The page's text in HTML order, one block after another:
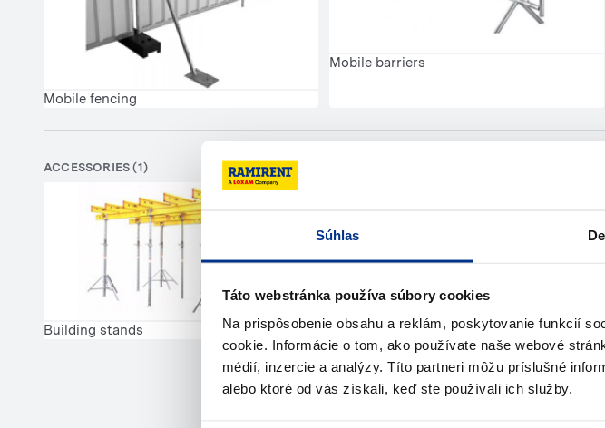
Súhlas
Táto webstránka používa súbory cookies
Na prispôsobenie obsahu a reklám, poskytovanie funkcií
cookie. Informácie o tom, ako používate naše webové
médií, inzercie a analýzy. Títo partneri môžu príslušné
alebo ktoré od vás získali, keď ste používali ich služby.
Mobile fencing
Mobile barriers
ACCESSORIES (1)
Building stands